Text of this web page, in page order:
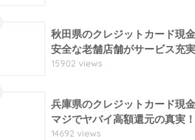
秋田県のクレジットカード現
安全な老舗店舗がサービス充実
15902 views
兵庫県のクレジットカード現
マジでヤバイ高額還元の真実！
14692 views